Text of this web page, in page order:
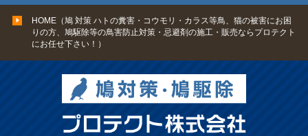
HOME（鳩 対策 ハトの糞害・コウモリ・カラス等鳥、猫の被害にお困
りの方、鳩駆除等の鳥害防止対策・忌避剤の施工・販売ならプロテクト
にお任せ下さい！）